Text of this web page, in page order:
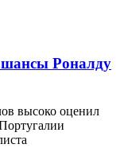
Роналду
высоко оценил